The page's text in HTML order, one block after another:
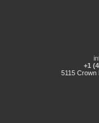
+1
5115 Crown